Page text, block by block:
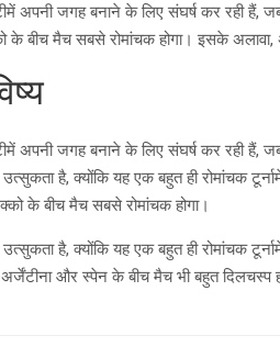
अपनी जगह बनाने के लिए संघर्ष कर रही हैं,
बीच मैच सबसे रोमांचक होगा। इसके अलावा,
अपनी जगह बनाने के लिए संघर्ष कर रही हैं,
है, क्योंकि यह एक बहुत ही रोमांचक
के बीच मैच सबसे रोमांचक होगा।
है, क्योंकि यह एक बहुत ही रोमांचक
और स्पेन के बीच मैच भी बहुत दिलचस्प